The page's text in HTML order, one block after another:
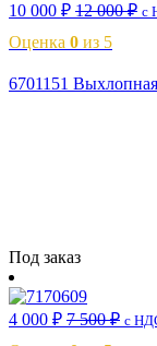
10 000 ₽ 12 000₽ с
Оценка 0 из 5
6701151
Под заказ
4 000 ₽ 7 500₽ с